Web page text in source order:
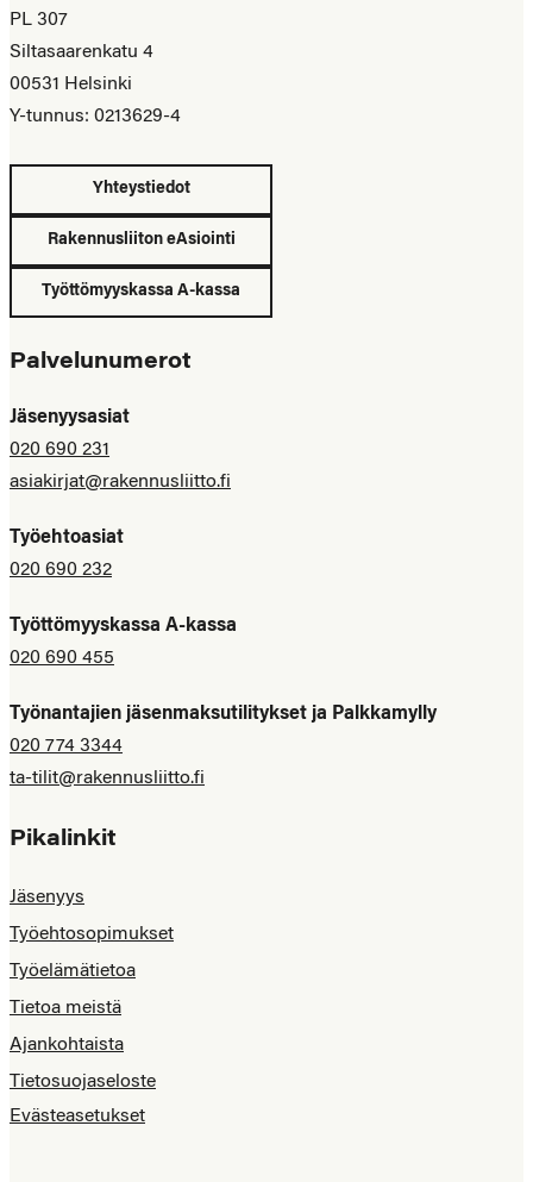
PL 307
Siltasaarenkatu 4
00531 Helsinki
Y-tunnus: 0213629-4
Yhteystiedot
Rakennusliiton eAsiointi
Työttömyyskassa A-kassa
Palvelunumerot
Jäsenyysasiat
020 690 231
asiakirjat@rakennusliitto.fi
Työehtoasiat
020 690 232
Työttömyyskassa A-kassa
020 690 455
Työnantajien jäsenmaksutilitykset ja Palkkamylly
020 774 3344
ta-tilit@rakennusliitto.fi
Pikalinkit
Jäsenyys
Työehtosopimukset
Työelämätietoa
Tietoa meistä
Ajankohtaista
Tietosuojaseloste
Evästeasetukset